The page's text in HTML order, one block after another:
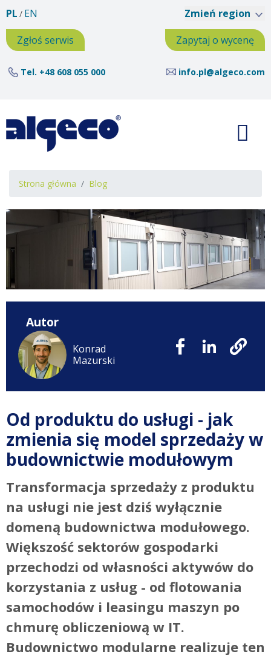
PL EN
Zgłoś serwis
Zapytaj o wycenę
Tel. +48 608 055 000 info.pl@algeco.com
Zmień region
Ścieżka
nawigacyjna
Strona główna Blog
Autor
Konrad
Mazurski
Od produktu do usługi - jak
zmienia się model sprzedaży w
budownictwie modułowym
Transformacja sprzedaży z produktu
na usługi nie jest dziś wyłącznie
domeną budownictwa modułowego.
Większość sektorów gospodarki
przechodzi od własności aktywów do
korzystania z usług - od flotowania
samochodów i leasingu maszyn po
chmurę obliczeniową w IT.
Budownictwo modularne realizuje ten